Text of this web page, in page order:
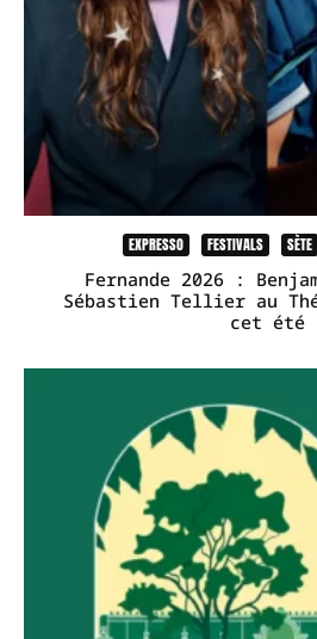
EXPRESSO FESTIVALS SÈTE
Fernande 2026 :
Sébastien Tellier au
cet été